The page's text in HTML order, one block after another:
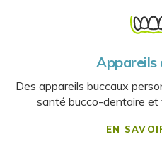
Appareils
Des appareils buccaux
santé bucco-dentaire
EN